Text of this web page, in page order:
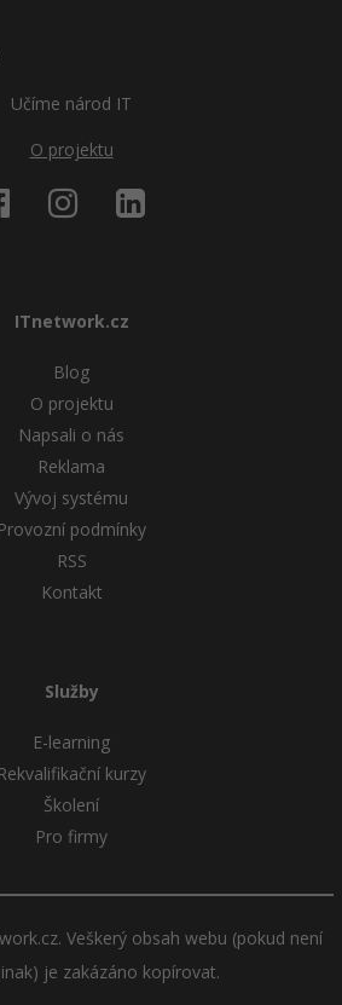
Učíme národ IT
O projektu
ITnetwork.cz
Blog
O projektu
Napsali o nás
Reklama
Vývoj systému
Provozní podmínky
RSS
Kontakt
Služby
E-learning
Rekvalifikační kurzy
Školení
Pro firmy
Veškerý obsah webu (pokud není
je zakázáno kopírovat.